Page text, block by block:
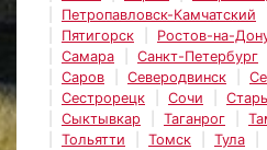
Петропавловск-Камчатский
Пятигорск
Ростов-на-
Самара
Санкт-Петербург
Саров
Северодвинск
Сестрорецк
Сочи
Сыктывкар
Таганрог
Тольятти
Томск Тула